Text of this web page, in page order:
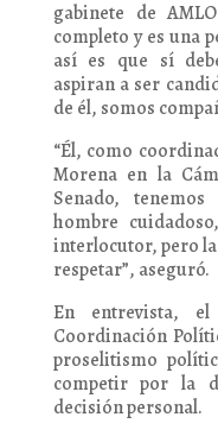
gabinete de
completo y es una
así es que sí
aspiran a ser
de él, somos
“Él, como
Morena en la
Senado,
hombre
interlocutor, pero
respetar”, aseguró.
En entrevista,
Coordinación
proselitismo
competir por la
decisión personal.